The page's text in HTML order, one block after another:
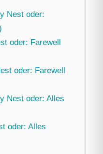
Nest oder:
oder: Farewell
oder: Farewell
Nest oder: Alles
oder: Alles